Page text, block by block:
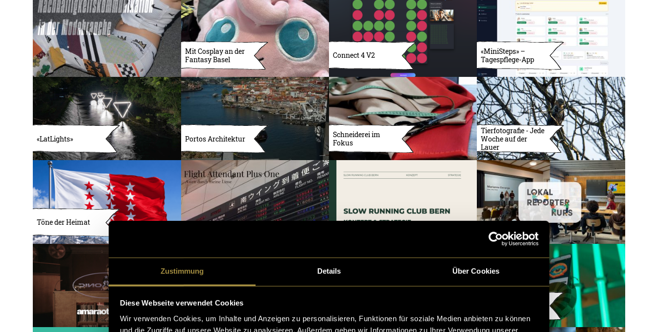
Zustimmung Details Über Cookies
Diese Webseite verwendet Cookies
Wir verwenden Cookies, um Inhalte und Anzeigen zu personalisieren, Funktionen für soziale Medien anbieten zu können
und die Zugriffe auf unsere Website zu analysieren. Außerdem geben wir Informationen zu Ihrer Verwendung unserer
Mit Cosplay an der
Fantasy Basel
Connect 4 V2
«MiniSteps» –
Tagespflege-App
«LatLights» Portos Architektur
Schneiderei im
Fokus
Tierfotografie - Jede
Woche auf der
Lauer
Töne der Heimat